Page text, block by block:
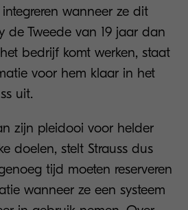
wanneer ze dit
de Tweede van 19 jaar dan
bedrijf komt werken, staat
voor hem klaar in het
uit.
zijn pleidooi voor helder
doelen, stelt Strauss dus
tijd moeten reserveren
wanneer ze een systeem